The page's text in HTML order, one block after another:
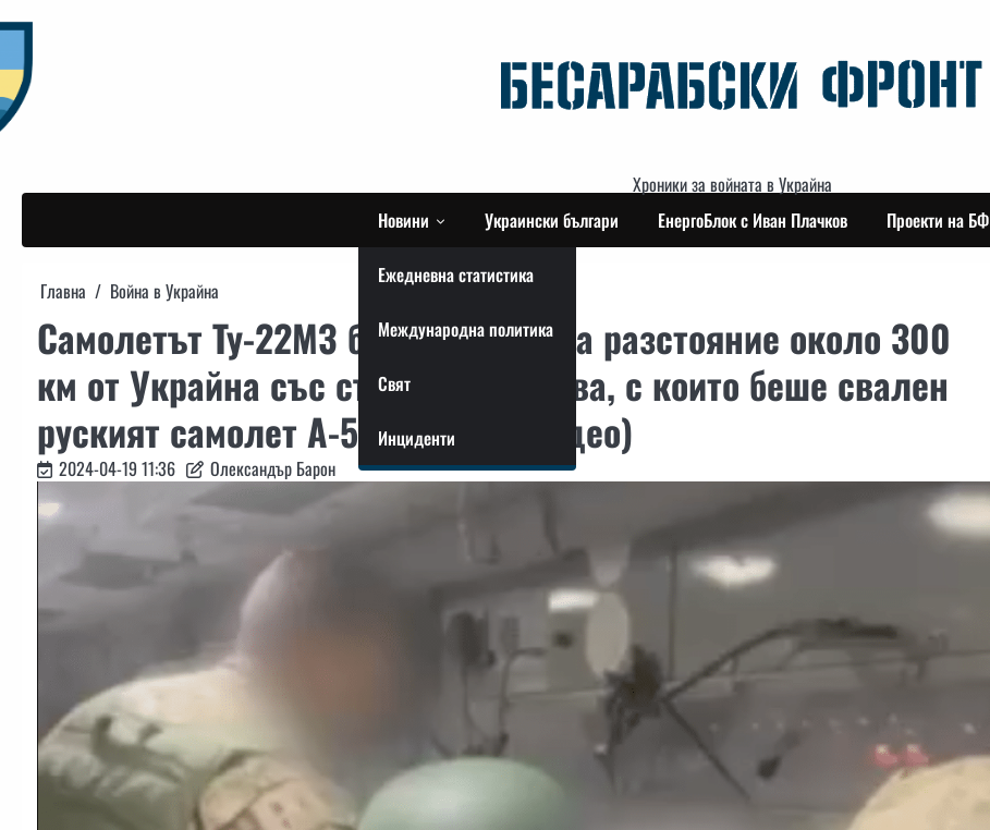
to
content
Хроники за войната в Украйна
Новини
Ежедневна статистика
Международна политика
Свят
Инциденти
Украински българи ЕнергоБлок с Иван Плачков Проекти на БФ
Главна Война в Украйна
Самолетът Ту-22МЗ беше свален на разстояние около 300
км от Украйна със същите средства, с които беше свален
руският самолет А-50, – ГРУ Ґ(видео)
2024-04-19 11:36 Олександър Барон